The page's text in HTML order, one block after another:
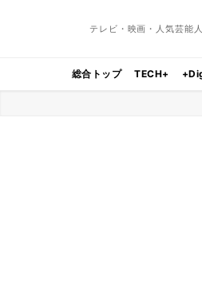
テレビ・映画・人気芸能
総合トップ TECH+